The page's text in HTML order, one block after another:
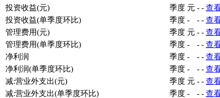
投资收益(元)
季度 元 - - 查
投资收益(单季度环比)
季度 - - - 查
管理费用(元)
季度 元 - - 查
管理费用(单季度环比)
季度 - - - 查
净利润
季度 - - - 查
净利润(单季度环比)
季度 - - - 查
减:营业外支出(元)
季度 元 - - 查
减:营业外支出(单季度环比)
季度 - - - 查